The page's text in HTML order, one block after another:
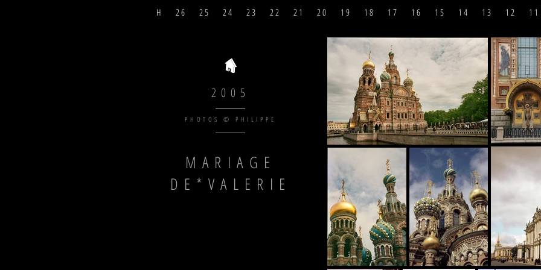
H 2 6 2 5 2 4 2 3 2 2 2 1 2 0 1 9 1 8 1 7 1 6 1 5 1 4 1 3 1 2 1 1
2005
PHOTOS © PHILIPPE
MARIAGE
DE*VALERIE